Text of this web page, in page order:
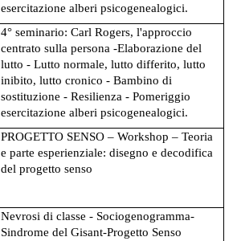
esercitazione alberi psicogenealogici.
4° seminario: Carl Rogers, l'approccio
centrato sulla persona -Elaborazione del
lutto - Lutto normale, lutto differito, lutto
inibito, lutto cronico - Bambino di
sostituzione - Resilienza - Pomeriggio
esercitazione alberi psicogenealogici.
PROGETTO SENSO – Workshop – Teoria
e parte esperienziale: disegno e decodifica
del progetto senso
Nevrosi di classe - Sociogenogramma-
Sindrome del Gisant-Progetto Senso